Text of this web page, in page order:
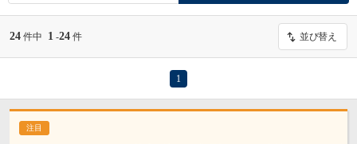
24 件中 1 -24 件 並び替え
1